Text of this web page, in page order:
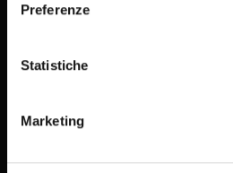
raccogliere informazioni
geografica, con
Identificare il tuo
Preferenze
Statistiche
Marketing
FAQ - Domande frequenti
Pubblicazioni - IRIS